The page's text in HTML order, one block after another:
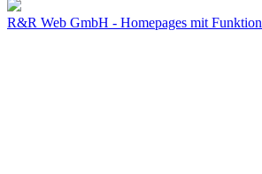
R&R Web GmbH - Homepages mit Funktion